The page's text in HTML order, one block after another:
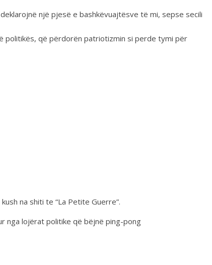
një pjesë e bashkëvuajtësve të mi, sepse secili
politikës, që përdorën patriotizmin si perde tymi për
na shiti te “La Petite Guerre”.
nga lojërat politike që bëjnë ping-pong